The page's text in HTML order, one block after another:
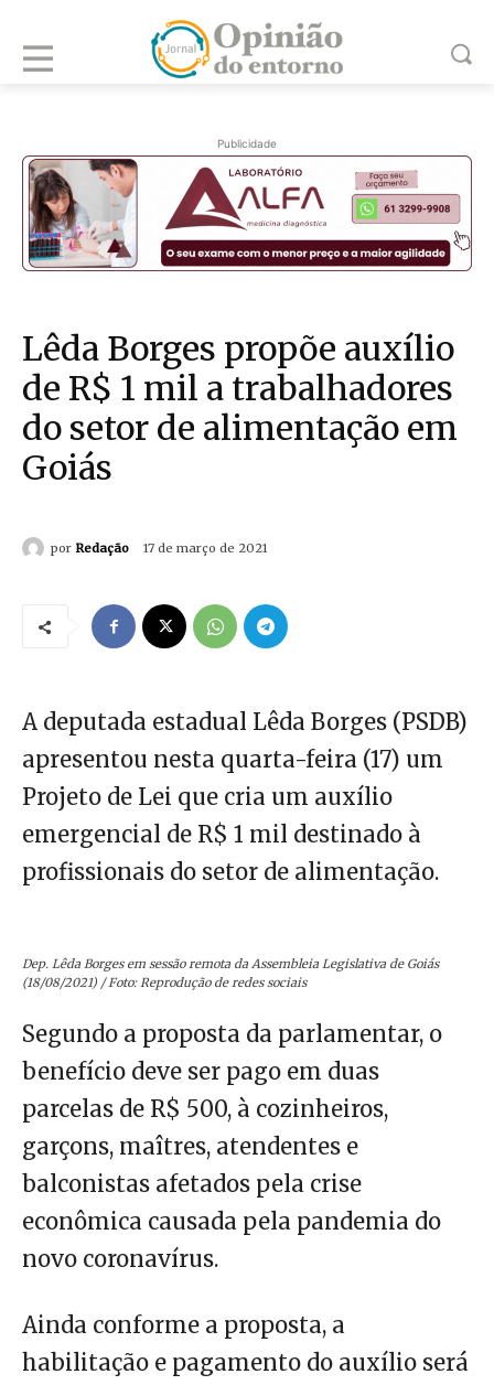
Publicidade
Lêda Borges propõe auxílio
de R$ 1 mil a trabalhadores
do setor de alimentação em
Goiás
por Redação 17 de março de 2021
A deputada estadual Lêda Borges (PSDB)
apresentou nesta quarta-feira (17) um
Projeto de Lei que cria um auxílio
emergencial de R$ 1 mil destinado à
profissionais do setor de alimentação.
Dep. Lêda Borges em sessão remota da Assembleia Legislativa de Goiás
(18/08/2021) / Foto: Reprodução de redes sociais
Segundo a proposta da parlamentar, o
benefício deve ser pago em duas
parcelas de R$ 500, à cozinheiros,
garçons, maîtres, atendentes e
balconistas afetados pela crise
econômica causada pela pandemia do
novo coronavírus.
Ainda conforme a proposta, a
habilitação e pagamento do auxílio será